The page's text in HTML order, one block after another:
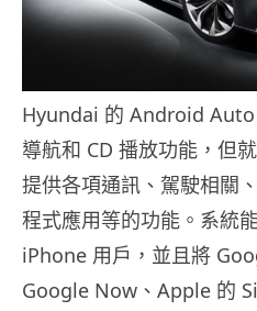
Hyundai 的 Android Auto
導航和 CD 播放功能，但
提供各項通訊、駕駛相關
程式應用等的功能。系統
iPhone 用戶，並且將
Google Now、Apple 的